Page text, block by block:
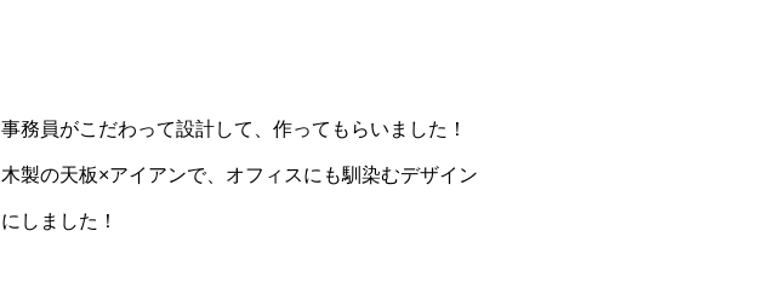
事務員がこだわって設計して、作ってもらいました！
木製の天板×アイアンで、オフィスにも馴染むデザイン
にしました！